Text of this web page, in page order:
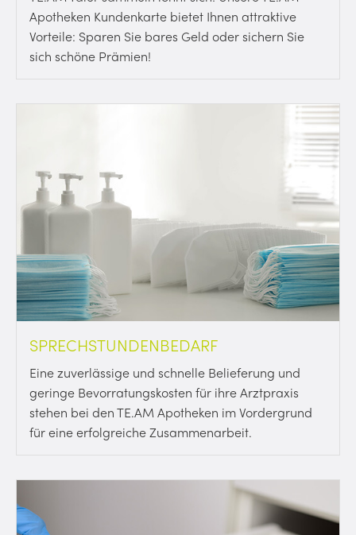
Apotheken Kundenkarte bietet Ihnen attraktive
Vorteile: Sparen Sie bares Geld oder sichern Sie
sich schöne Prämien!
SPRECHSTUNDENBEDARF
Eine zuverlässige und schnelle Belieferung und
geringe Bevorratungskosten für ihre Arztpraxis
stehen bei den TE.AM Apotheken im Vordergrund
für eine erfolgreiche Zusammenarbeit.